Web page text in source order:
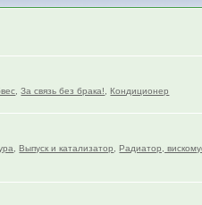
,За связь без брака! ,Кондиционер
,Выпуск и катализатор ,Радиатор,